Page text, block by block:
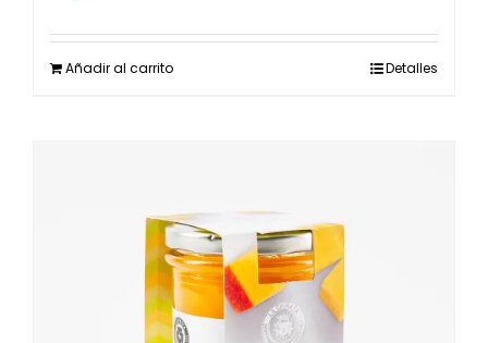
Añadir al carrito Detalles